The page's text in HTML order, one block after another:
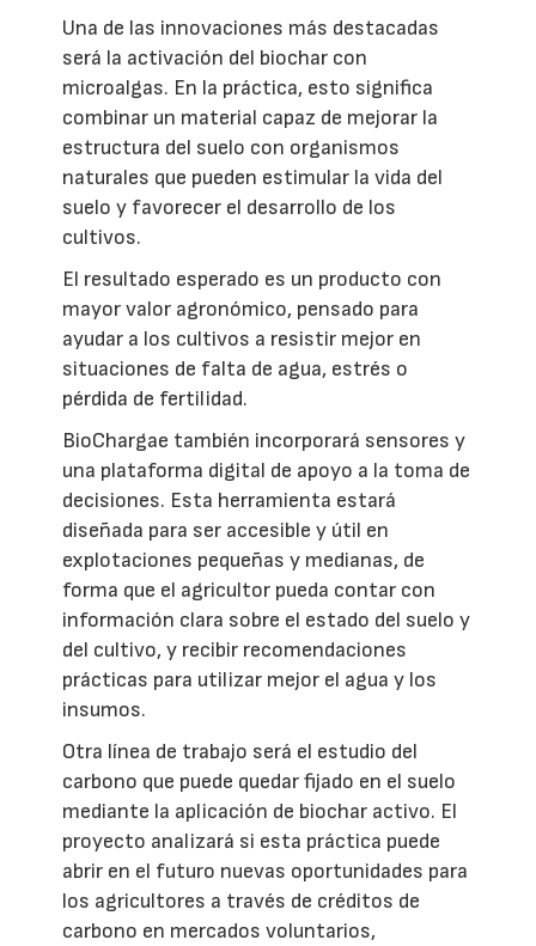
Una de las innovaciones más destacadas
será la activación del biochar con
microalgas. En la práctica, esto significa
combinar un material capaz de mejorar la
estructura del suelo con organismos
naturales que pueden estimular la vida del
suelo y favorecer el desarrollo de los
cultivos.
El resultado esperado es un producto con
mayor valor agronómico, pensado para
ayudar a los cultivos a resistir mejor en
situaciones de falta de agua, estrés o
pérdida de fertilidad.
BioChargae también incorporará sensores y
una plataforma digital de apoyo a la toma de
decisiones. Esta herramienta estará
diseñada para ser accesible y útil en
explotaciones pequeñas y medianas, de
forma que el agricultor pueda contar con
información clara sobre el estado del suelo y
del cultivo, y recibir recomendaciones
prácticas para utilizar mejor el agua y los
insumos.
Otra línea de trabajo será el estudio del
carbono que puede quedar fijado en el suelo
mediante la aplicación de biochar activo. El
proyecto analizará si esta práctica puede
abrir en el futuro nuevas oportunidades para
los agricultores a través de créditos de
carbono en mercados voluntarios,